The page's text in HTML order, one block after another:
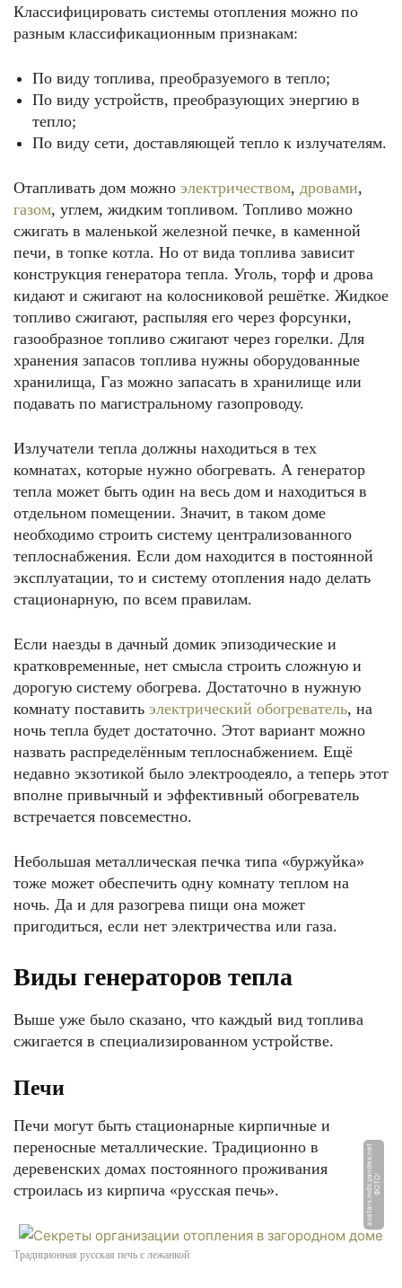
Классифицировать системы отопления можно по
разным классификационным признакам:
По виду топлива, преобразуемого в тепло;
По виду устройств, преобразующих энергию в
тепло;
По виду сети, доставляющей тепло к излучателям.
Отапливать дом можно электричеством, дровами,
газом, углем, жидким топливом. Топливо можно
сжигать в маленькой железной печке, в каменной
печи, в топке котла. Но от вида топлива зависит
конструкция генератора тепла. Уголь, торф и дрова
кидают и сжигают на колосниковой решётке. Жидкое
топливо сжигают, распыляя его через форсунки,
газообразное топливо сжигают через горелки. Для
хранения запасов топлива нужны оборудованные
хранилища, Газ можно запасать в хранилище или
подавать по магистральному газопроводу.
Излучатели тепла должны находиться в тех
комнатах, которые нужно обогревать. А генератор
тепла может быть один на весь дом и находиться в
отдельном помещении. Значит, в таком доме
необходимо строить систему централизованного
теплоснабжения. Если дом находится в постоянной
эксплуатации, то и систему отопления надо делать
стационарную, по всем правилам.
Если наезды в дачный домик эпизодические и
кратковременные, нет смысла строить сложную и
дорогую систему обогрева. Достаточно в нужную
комнату поставить электрический обогреватель, на
ночь тепла будет достаточно. Этот вариант можно
назвать распределённым теплоснабжением. Ещё
недавно экзотикой было электроодеяло, а теперь этот
вполне привычный и эффективный обогреватель
встречается повсеместно.
Небольшая металлическая печка типа «буржуйка»
тоже может обеспечить одну комнату теплом на
ночь. Да и для разогрева пищи она может
пригодиться, если нет электричества или газа.
Виды генераторов тепла
Выше уже было сказано, что каждый вид топлива
сжигается в специализированном устройстве.
Печи
Печи могут быть стационарные кирпичные и
переносные металлические. Традиционно в
деревенских домах постоянного проживания
строилась из кирпича «русская печь».
Ф
О
Т
О:
a
v
a
t
a
r
s.
m
d
s.
y
a
n
d
e
x.
n
e
t
Традиционная русская печь с лежанкой